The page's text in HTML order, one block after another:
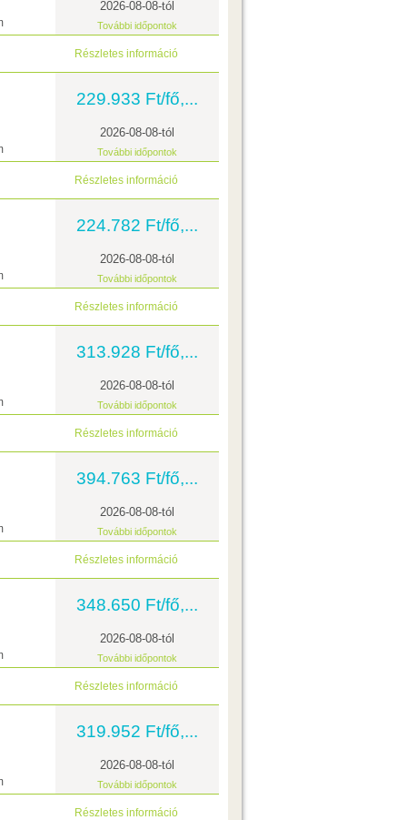
2026-08-08-tól
További időpontok
Részletes információ
229.933 Ft/fő,...
2026-08-08-tól
További időpontok
Részletes információ
224.782 Ft/fő,...
2026-08-08-tól
További időpontok
Részletes információ
313.928 Ft/fő,...
2026-08-08-tól
További időpontok
Részletes információ
394.763 Ft/fő,...
2026-08-08-tól
További időpontok
Részletes információ
348.650 Ft/fő,...
2026-08-08-tól
További időpontok
Részletes információ
319.952 Ft/fő,...
2026-08-08-tól
További időpontok
Részletes információ